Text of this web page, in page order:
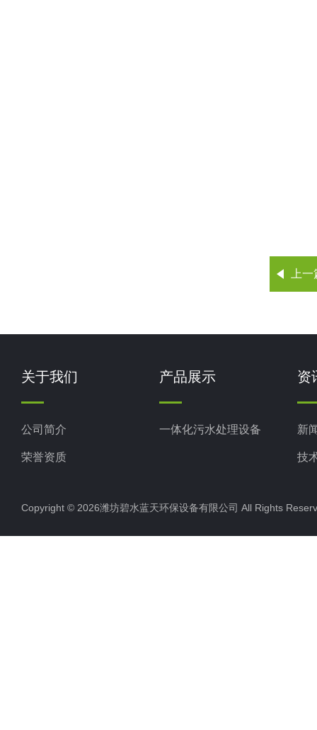
上
关于我们
公司简介
荣誉资质
产品展示
一体化污水处理设备
资
新
技
Copyright © 2026潍坊碧水蓝天环保设备有限公司 All Rights